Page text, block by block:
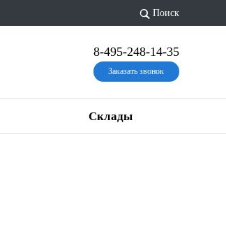
Поиск
8-495-248-14-35
Заказать звонок
Склады